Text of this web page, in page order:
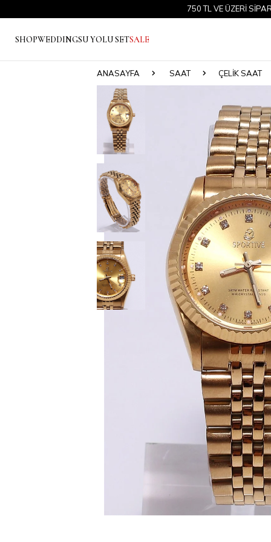
750 TL VE ÜZERİ
SHOPWEDDINGSU YOLU SETSALE
ANASAYFA SAAT ÇELIK SAAT